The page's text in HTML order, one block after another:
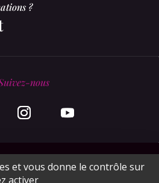
?
nous
2020
et vous donne le contrôle sur
activer